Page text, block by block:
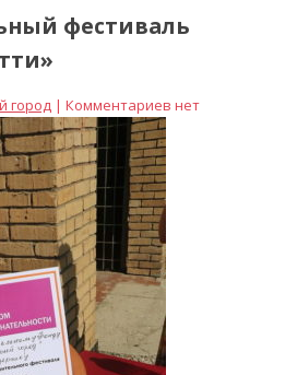
фестиваль
город | Комментариев нет